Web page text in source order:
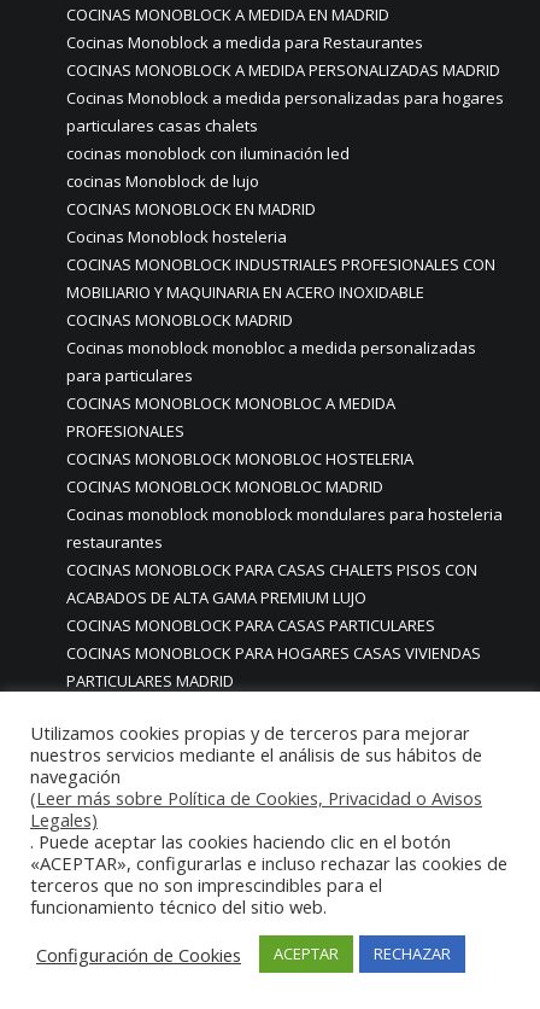
COCINAS MONOBLOCK A MEDIDA EN MADRID
Cocinas Monoblock a medida para Restaurantes
COCINAS MONOBLOCK A MEDIDA PERSONALIZADAS MADRID
Cocinas Monoblock a medida personalizadas para hogares
particulares casas chalets
cocinas monoblock con iluminación led
cocinas Monoblock de lujo
COCINAS MONOBLOCK EN MADRID
Cocinas Monoblock hosteleria
COCINAS MONOBLOCK INDUSTRIALES PROFESIONALES CON
MOBILIARIO Y MAQUINARIA EN ACERO INOXIDABLE
COCINAS MONOBLOCK MADRID
Cocinas monoblock monobloc a medida personalizadas
para particulares
COCINAS MONOBLOCK MONOBLOC A MEDIDA
PROFESIONALES
COCINAS MONOBLOCK MONOBLOC HOSTELERIA
COCINAS MONOBLOCK MONOBLOC MADRID
Cocinas monoblock monoblock mondulares para hosteleria
restaurantes
COCINAS MONOBLOCK PARA CASAS CHALETS PISOS CON
ACABADOS DE ALTA GAMA PREMIUM LUJO
COCINAS MONOBLOCK PARA CASAS PARTICULARES
COCINAS MONOBLOCK PARA HOGARES CASAS VIVIENDAS
PARTICULARES MADRID
COCINAS MONOBLOCK PARA HOTELES
Cocinas monoblock personalizadas a medida
COCINAS MONOBLOCK PROFESIONALES A MEDIDA
PERSONALIZADAS MADRID
COCINAS MONOBLOCK Y BARRAS A MEDIDA RESTAURANTES
MADRIDD
Cocinas para chef amateur
COCINAS PARA COMEDORES EMPRESAS
cocinas para comedores escolares
Utilizamos cookies propias y de terceros para mejorar
nuestros servicios mediante el análisis de sus hábitos de
navegación
(Leer más sobre Política de Cookies, Privacidad o Avisos
Legales)
. Puede aceptar las cookies haciendo clic en el botón
«ACEPTAR», configurarlas e incluso rechazar las cookies de
terceros que no son imprescindibles para el
funcionamiento técnico del sitio web.
Configuración de Cookies
ACEPTAR RECHAZAR